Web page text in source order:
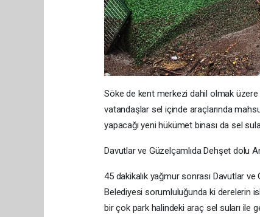
Söke de kent merkezi dahil olmak
vatandaşlar sel içinde araçlarında
yapacağı yeni hükümet binası da sel
Davutlar ve Güzelçamlıda Dehşet dolu
45 dakikalık yağmur sonrası Davutlar
Belediyesi sorumluluğunda ki derelerin
bir çok park halindeki araç sel suları ile